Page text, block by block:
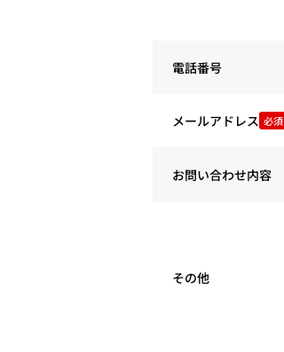
電話番号
メールアドレス 必須
お問い合わせ内容
その他